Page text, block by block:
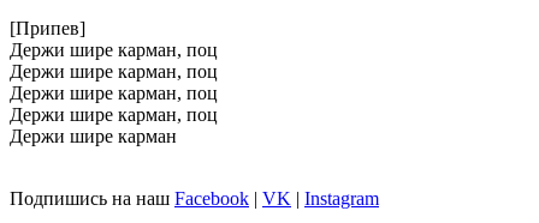
[Припев]
Держи шире карман, поц
Держи шире карман, поц
Держи шире карман, поц
Держи шире карман, поц
Держи шире карман
Подпишись на наш Facebook | VK | Instagram